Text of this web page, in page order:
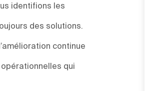
identifions les
des solutions.
continue
qui